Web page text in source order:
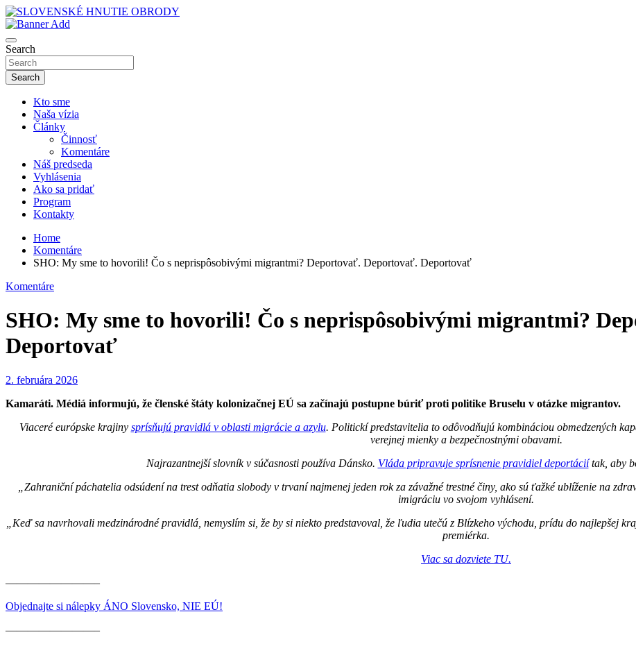
Skip
to
content
SLOVENSKÉ HNUTIE OBRODY
Search
Search
Kto sme
Naša vízia
Články
Činnosť
Komentáre
Náš predseda
Vyhlásenia
Ako sa pridať
Program
Kontakty
Home
Komentáre
SHO: My sme to hovorili! Čo s neprispôsobivými migrantmi? Deportovať. Deportovať. Deportovať
Komentáre
SHO: My sme to hovorili! Čo s neprispôsobivými migrantmi?
Deportovať
2. februára 2026
Kamaráti. Médiá informujú, že členské štáty kolonizačnej EÚ sa začínajú postupne búriť proti politike Bruselu v otázke migrantov.
Viaceré európske krajiny sprísňujú pravidlá v oblasti migrácie a azylu. Politickí predstavitelia to odôvodňujú kombináciou obmedzených
verejnej mienky a bezpečnostnými obavami.
Najrazantnejší slovník v súčasnosti používa Dánsko. Vláda pripravuje sprísnenie pravidiel deportáciítak, aby
„Zahraniční páchatelia odsúdení na trest odňatia slobody v trvaní najmenej jeden rok za závažné trestné činy, ako sú ťažké ublíženie na
imigráciu vo svojom vyhlásení.
„Keď sa navrhovali medzinárodné pravidlá, nemyslím si, že by si niekto predstavoval, že ľudia utečú z Blízkeho východu, prídu do najlepšej
premiérka.
Viac sa dozviete TU.
————————–
Objednajte si nálepky ÁNO Slovensko, NIE EÚ!
————————–